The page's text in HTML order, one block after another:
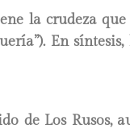
la crudeza que
En
de Los Rusos,